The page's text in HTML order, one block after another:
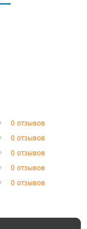
0 отзывов
0 отзывов
0 отзывов
0 отзывов
0 отзывов